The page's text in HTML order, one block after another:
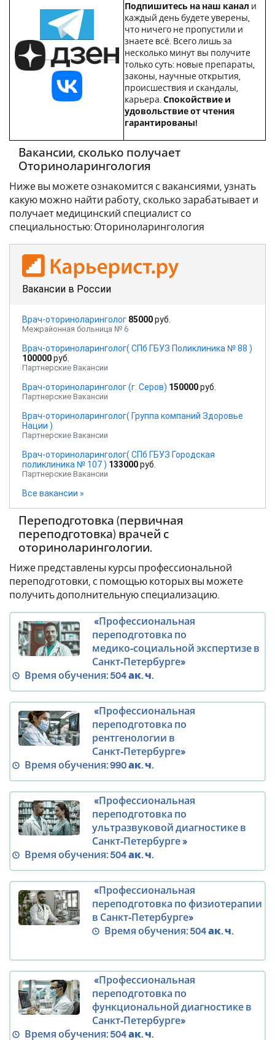
Подпишитесь на наш канал и
каждый день будете уверены,
что ничего не пропустили и
знаете всё. Всего лишь за
несколько минут вы получите
только суть: новые препараты,
законы, научные открытия,
происшествия и скандалы,
карьера. Спокойствие и
удовольствие от чтения
гарантированы!
Вакансии, сколько получает
Оториноларингология
Ниже вы можете ознакомится с вакансиями, узнать
какую можно найти работу, сколько зарабатывает и
получает медицинский специалист со
специальностью: Оториноларингология
Вакансии в России
Врач-оториноларинголог 85000руб.
Межрайонная больница № 6
Врач-оториноларинголог( СПб ГБУЗ Поликлиника № 88 )
100000руб.
Партнерские Вакансии
Врач-оториноларинголог (г. Серов) 150000руб.
Партнерские Вакансии
Врач-оториноларинголог( Группа компаний Здоровье
Нации )
Партнерские Вакансии
Врач-оториноларинголог( СПб ГБУЗ Городская
поликлиника № 107 ) 133000руб.
Партнерские Вакансии
Все вакансии »
Переподготовка (первичная
переподготовка) врачей с
оториноларингологии.
Ниже представлены курсы профессиональной
переподготовки, с помощью которых вы можете
получить дополнительную специализацию.
«Профессиональная
переподготовка по
медико‑социальной экспертизе в
Санкт‑Петербурге»
Время обучения:504 ак. ч.
«Профессиональная
переподготовка по
рентгенологии в
Санкт‑Петербурге»
Время обучения:990 ак. ч.
«Профессиональная
переподготовка по
ультразвуковой диагностике в
Санкт‑Петербурге »
Время обучения:504 ак. ч.
«Профессиональная
переподготовка по физиотерапии
в Санкт‑Петербурге»
Время обучения:504 ак. ч.
«Профессиональная
переподготовка по
функциональной диагностике в
Санкт‑Петербурге»
Время обучения:504 ак. ч.